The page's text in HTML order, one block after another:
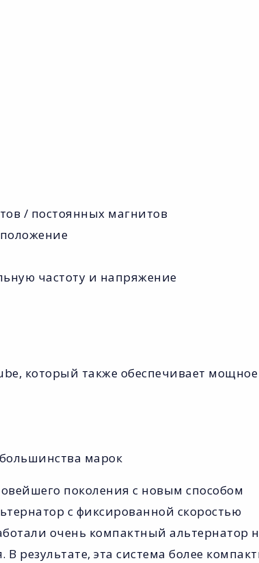
/ постоянных магнитов
частоту и напряжение
который также обеспечивает мощное
марок
поколения с новым способом
с фиксированной скоростью
очень компактный альтернатор
результате, эта система более